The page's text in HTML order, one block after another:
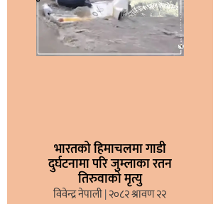
भारतको हिमाचलमा गाडी
दुर्घटनामा परि जुम्लाका रतन
तिरुवाको मृत्यु
विवेन्द्र नेपाली २०८२ श्रावण २२